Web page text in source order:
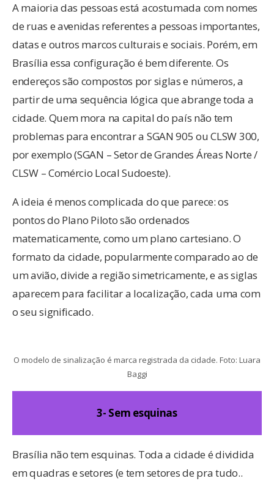
A maioria das pessoas está acostumada com nomes
de ruas e avenidas referentes a pessoas importantes,
datas e outros marcos culturais e sociais. Porém, em
Brasília essa configuração é bem diferente. Os
endereços são compostos por siglas e números, a
partir de uma sequência lógica que abrange toda a
cidade. Quem mora na capital do país não tem
problemas para encontrar a SGAN 905 ou CLSW 300,
por exemplo (SGAN – Setor de Grandes Áreas Norte /
CLSW – Comércio Local Sudoeste).
A ideia é menos complicada do que parece: os
pontos do Plano Piloto são ordenados
matematicamente, como um plano cartesiano. O
formato da cidade, popularmente comparado ao de
um avião, divide a região simetricamente, e as siglas
aparecem para facilitar a localização, cada uma com
o seu significado.
O modelo de sinalização é marca registrada da cidade. Foto: Luara
Baggi
3- Sem esquinas
Brasília não tem esquinas. Toda a cidade é dividida
em quadras e setores (e tem setores de pra tudo..